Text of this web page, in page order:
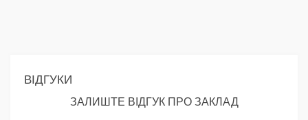
ВІДГУКИ
ЗАЛИШТЕ ВІДГУК ПРО ЗАКЛАД